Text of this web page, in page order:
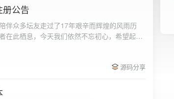
a></p> <p>图片文件名:
公告
伴众多坛友走过了17年艰辛而辉煌的风雨历
在此栖息，今天我们依然不忘初心，希望起到
区的总版规，以便更好地适应和享受我们的社
源码分享